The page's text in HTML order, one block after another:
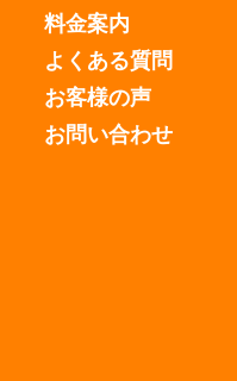
料金案内
よくある質問
お客様の声
お問い合わせ